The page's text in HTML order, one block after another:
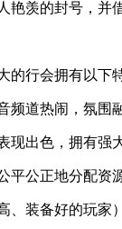
羡的封号，并
的行会拥有以下
道热闹，氛围
出色，拥有强
公正地分配资
装备好的玩家